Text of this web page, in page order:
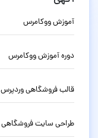
آموزش ووکامرس
دوره آموزش ووکامرس
قالب فروشگاهی وردپرس
طراحی سایت فروشگاهی